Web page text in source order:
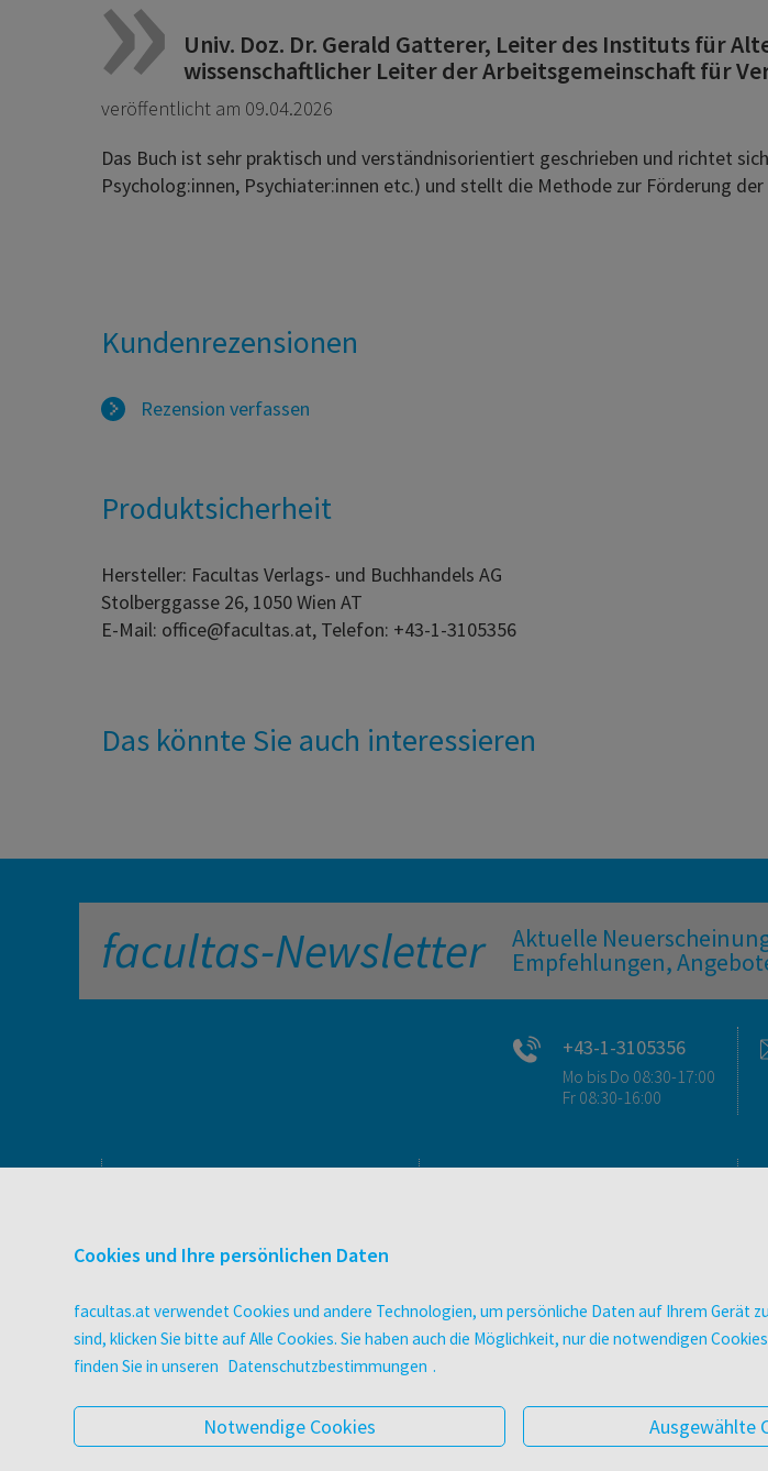
Univ. Doz. Dr. Gerald Gatterer, Leiter des Instituts für
wissenschaftlicher Leiter der Arbeitsgemeinschaft für
veröffentlicht am 09.04.2026
Das Buch ist sehr praktisch und verständnisorientiert geschrieben und richtet
Psycholog:innen, Psychiater:innen etc.) und stellt die Methode zur Förderung
Kundenrezensionen
Rezension verfassen
Produktsicherheit
Hersteller: Facultas Verlags- und Buchhandels AG
Stolberggasse 26, 1050 Wien AT
E-Mail: office@facultas.at, Telefon: +43-1-3105356
Das könnte Sie auch interessieren
facultas-Newsletter Aktuelle
Empfehlungen,
+43-1-3105356
Mo bis Do 08:30-17:00
Fr 08:30-16:00
Buchhandel
Druckerei facultas druckt.
Wissen Magazin
Pflegeausbildung
Ansprechpartner:innen
So finden Sie uns
Cookies und Ihre persönlichen Daten
facultas.at verwendet Cookies und andere Technologien, um persönliche Daten auf Ihrem Gerät
sind, klicken Sie bitte auf Alle Cookies. Sie haben auch die Möglichkeit, nur die notwendigen
finden Sie in unseren Datenschutzbestimmungen .
Notwendige Cookies Ausgewählte